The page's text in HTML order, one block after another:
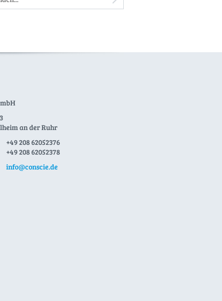
an der Ruhr
+49 208 62052376
+49 208 62052378
info@conscie.de